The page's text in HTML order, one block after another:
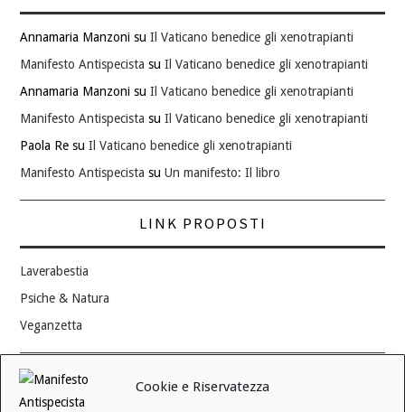
Cookie e Riservatezza
Annamaria Manzoni suIl Vaticano benedice gli xenotrapianti
Manifesto Antispecista suIl Vaticano benedice gli xenotrapianti
Annamaria Manzoni suIl Vaticano benedice gli xenotrapianti
Manifesto Antispecista suIl Vaticano benedice gli xenotrapianti
Paola Re suIl Vaticano benedice gli xenotrapianti
Manifesto Antispecista suUn manifesto: Il libro
LINK PROPOSTI
Laverabestia
Psiche & Natura
Veganzetta
Modifica consenso ai cookie
REVOCA IL TUO CONSENSO